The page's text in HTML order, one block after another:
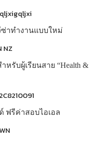
าทำงานแบบใหม่
หรับผู้เรียนสาย “Health &
ฟรีค่าสอบไอเอล